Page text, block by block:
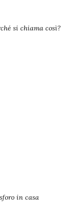
si chiama così?
in casa